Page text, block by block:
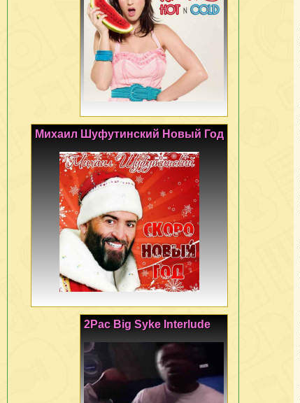
Михаил Шуфутинский Новый Год
2Pac Big Syke Interlude